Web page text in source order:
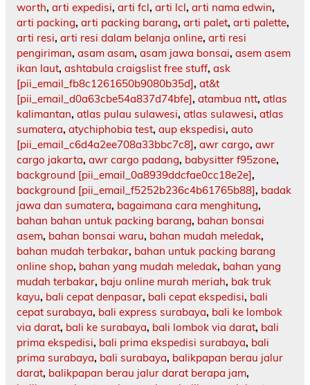
worth, arti expedisi, arti fcl, arti lcl, arti nama edwin,
arti packing, arti packing barang, arti palet, arti palette,
arti resi, arti resi dalam belanja online, arti resi
pengiriman, asam asam, asam jawa bonsai, asem asem
ikan laut, ashtabula craigslist free stuff, ask
[pii_email_fb8c1261650b9080b35d], at&t
[pii_email_d0a63cbe54a837d74bfe], atambua ntt, atlas
kalimantan, atlas pulau sulawesi, atlas sulawesi, atlas
sumatera, atychiphobia test, aup ekspedisi, auto
[pii_email_c6d4a2ee708a33bbc7c8], awr cargo, awr
cargo jakarta, awr cargo padang, babysitter f95zone,
background [pii_email_0a8939ddcfae0cc18e2e],
background [pii_email_f5252b236c4b61765b88], badak
jawa dan sumatera, bagaimana cara menghitung,
bahan bahan untuk packing barang, bahan bonsai
asem, bahan bonsai waru, bahan mudah meledak,
bahan mudah terbakar, bahan untuk packing barang
online shop, bahan yang mudah meledak, bahan yang
mudah terbakar, baju online murah meriah, bak truk
kayu, bali cepat denpasar, bali cepat ekspedisi, bali
cepat surabaya, bali express surabaya, bali ke lombok
via darat, bali ke surabaya, bali lombok via darat, bali
prima ekspedisi, bali prima ekspedisi surabaya, bali
prima surabaya, bali surabaya, balikpapan berau jalur
darat, balikpapan berau jalur darat berapa jam,